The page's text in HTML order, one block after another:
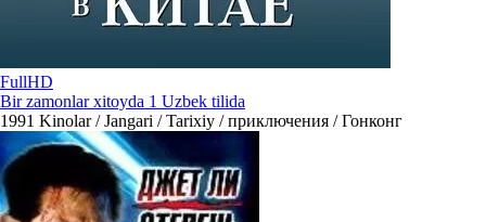
FullHD
Bir zamonlar xitoyda 1 Uzbek tilida
1991 Kinolar / Jangari / Tarixiy / приключения / Гонконг